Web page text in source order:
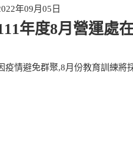
年09月05日
年度8月營運處
疫情避免群聚,8月份教育訓練將